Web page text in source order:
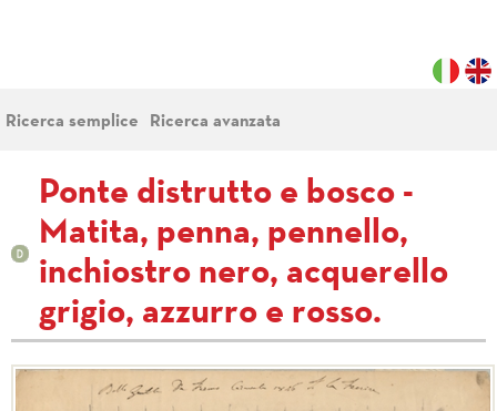
Ricerca semplice Ricerca avanzata
Ponte distrutto e bosco -
Matita, penna, pennello,
inchiostro nero, acquerello
grigio, azzurro e rosso.